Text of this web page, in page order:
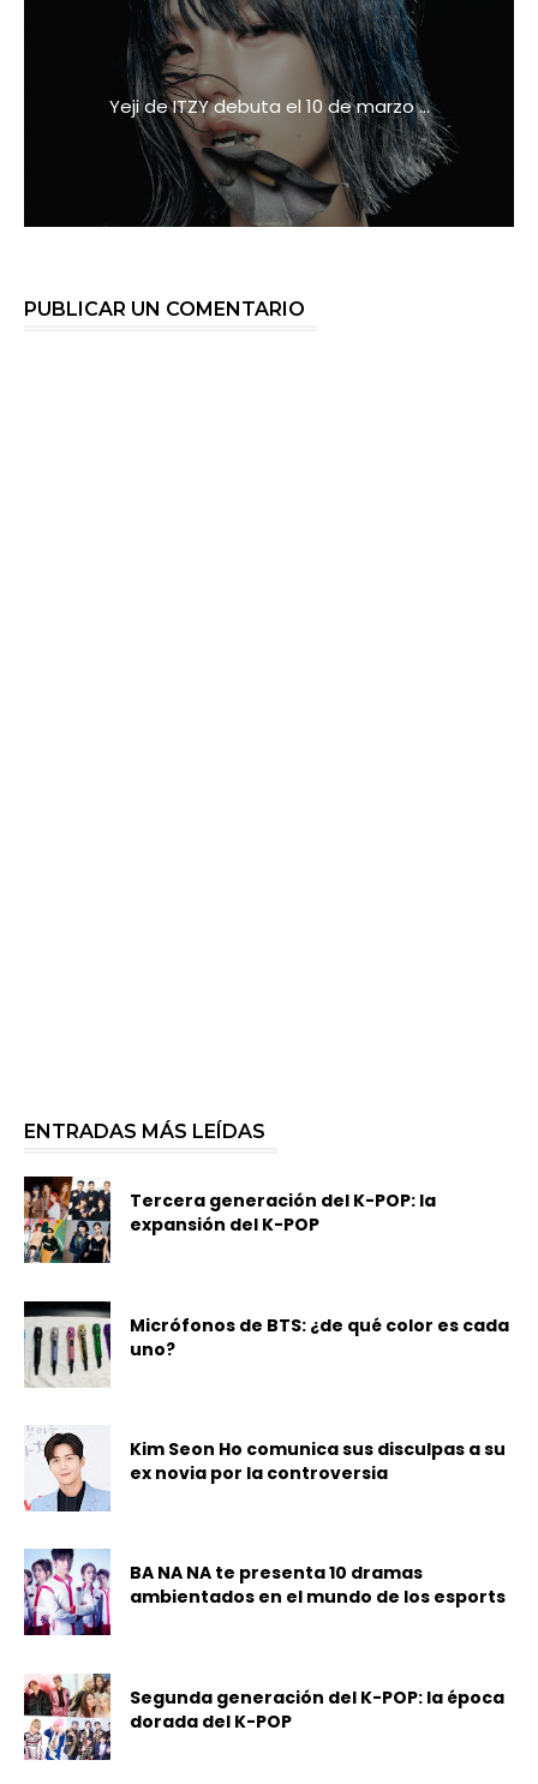
Yeji de ITZY debuta el 10 de marzo ...
PUBLICAR UN COMENTARIO
ENTRADAS MÁS LEÍDAS
Tercera generación del K-POP: la
expansión del K-POP
Micrófonos de BTS: ¿de qué color es cada
uno?
Kim Seon Ho comunica sus disculpas a su
ex novia por la controversia
BA NA NA te presenta 10 dramas
ambientados en el mundo de los esports
Segunda generación del K-POP: la época
dorada del K-POP